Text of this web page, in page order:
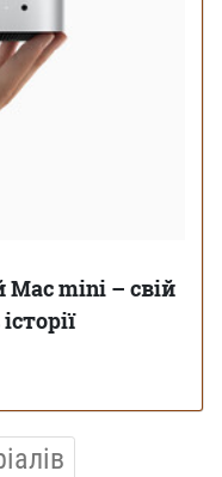
mini – свій